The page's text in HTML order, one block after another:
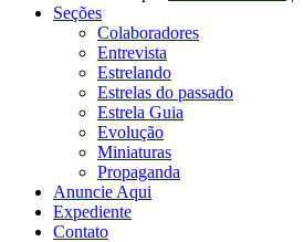
Seções
Colaboradores
Entrevista
Estrelando
Estrelas do passado
Estrela Guia
Evolução
Miniaturas
Propaganda
Anuncie Aqui
Expediente
Contato